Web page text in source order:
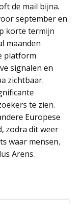
de mail bijna.
september en
korte termijn
maanden
platform
signalen en
zichtbaar.
te zien.
Europese
zodra dit weer
waar mensen,
Arens.